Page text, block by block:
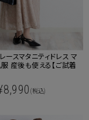
ースマタニティドレス マ
産後も使える【ご試着
(税込)